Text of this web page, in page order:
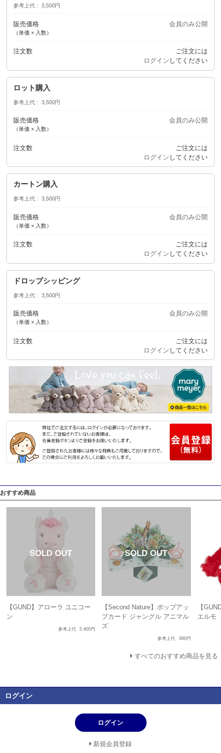
参考上代 3,500円
販売価格
（単価 × 入数）
会員のみ公開
注文数
ご注文には
ログイン してください
ロット購入
参考上代 3,500円
販売価格
（単価 × 入数）
会員のみ公開
注文数
ご注文には
ログイン してください
カートン購入
参考上代 3,500円
販売価格
（単価 × 入数）
会員のみ公開
注文数
ご注文には
ログイン してください
ドロップシッピング
参考上代 3,500円
販売価格
（単価 × 入数）
会員のみ公開
注文数
ご注文には
ログイン してください
おすすめ商品
【GUND】アローラ ユニコー
ン
参考上代 5,400円
【Second Nature】ポップアッ
プカード ジャングル アニマル
ズ
参考上代 680円
【
エルモ
すべてのおすすめ商品を見る
ログイン
ログイン
新規会員登録